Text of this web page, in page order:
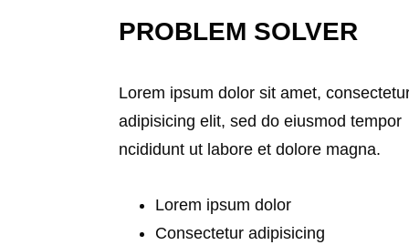
PROBLEM SOLVER
Lorem ipsum dolor sit amet,
adipisicing elit, sed do eiusmod tempor
ncididunt ut labore et dolore magna.
Lorem ipsum dolor
Consectetur adipisicing